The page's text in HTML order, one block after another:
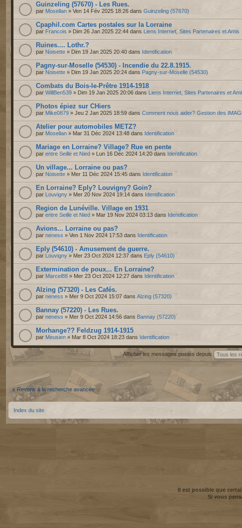
Guinzeling (57670) - Les Rues.
par Mosellan » Ven 14 Fév 2025 18:26 dans Guinzeling (57670)
Cpaphil.com Cartes postales sur la Lorraine
par Francois » Dim 26 Jan 2025 22:44 dans Liens Internet, Sites Partenaires et Amis
Ruines.... Lothr.?
par Noisette » Dim 19 Jan 2025 20:40 dans Identification
Pagny-sur-Moselle (54530) - Incendie du 22.8.1915.
par Noisette » Dim 19 Jan 2025 20:24 dans Pagny-sur-Moselle (54530)
Combats du Bois-le-Prêtre 1914-1918
par WillBen539 » Dim 19 Jan 2025 20:06 dans Liens Internet, Sites Partenaires et
Photos épiez sur CHiers
par Mike0879 » Jeu 2 Jan 2025 18:59 dans Comment nous aider? Gestion des
Atelier pour automobiles METZ?
par Mosellan » Mar 31 Déc 2024 13:48 dans Identification
Mariage en Lorraine? Village? Rue en pente
par entre Seille et Nied » Lun 16 Déc 2024 14:20 dans Identification
Un village... Lorraine ou pas?
par Noisette » Mer 11 Déc 2024 15:45 dans Identification
En Lorraine? Eply? Louvigny? Goin?
par Louvigny » Mer 20 Nov 2024 19:14 dans Identification
Region de Lunéville. Village en 1931
par entre Seille et Nied » Mar 19 Nov 2024 03:13 dans Identification
Avions... Lorraine ou pas?
par neness » Ven 1 Nov 2024 17:53 dans Identification
Eply (54610) - Amusement de guerre.
par Louvigny » Mer 23 Oct 2024 12:37 dans Eply (54610)
Extermination de poux... En Lorraine?
par Marcel88 » Mer 23 Oct 2024 12:27 dans Identification
Alzing (57320) - Les Cafés.
par neness » Mer 9 Oct 2024 15:07 dans Alzing (57320)
Bannay (57220) - Les Rues.
par neness » Mer 9 Oct 2024 14:56 dans Bannay (57220)
Morhange?? Feldzug 1914-1915
par Meusien » Mar 8 Oct 2024 18:23 dans Identification
Afficher les messages postés depuis
Revenir à la recherche avancée
Index du site
Il est possible que
Si vous